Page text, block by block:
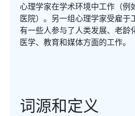
心理学家在学术环境中工作（例
医院）。另一组心理学家受雇于
有一些人参与了人类发展、老龄
医学、教育和媒体方面的工作。
词源和定义